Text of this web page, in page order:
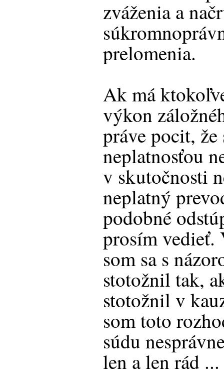
zváženia a
prelomenia.
Ak má
výkon
práve pocit,
neplatnosťou
v skutočnosti
neplatný
podobné
prosím vedieť.
som sa s
stotožnil tak,
stotožnil v
som toto
súdu
len a len rád